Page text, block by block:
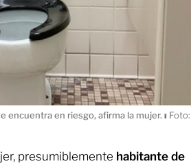
encuentra en riesgo, afirma la mujer. ı Foto:
presumiblemente habitante de